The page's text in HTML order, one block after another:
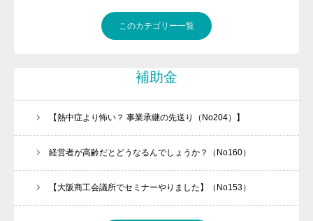
このカテゴリー一覧
補助金
【熱中症より怖い？ 事業承継の先送り（No204）】
経営者が高齢だとどうなるんでしょうか？（No160）
【大阪商工会議所でセミナーやりました】（No153）
問活®（トイカツ）は魔法の杖です
ご提供できるサービス
流れ紹介
プライバシーポリシー・免責事項
セミナー・講座申込規約